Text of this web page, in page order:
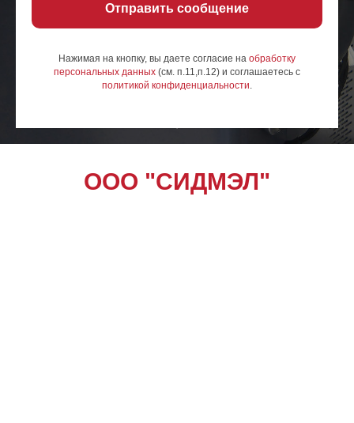
Отправить сообщение
Нажимая на кнопку, вы даете согласие на обработку
персональных данных (см. п.11,п.12) и соглашаетесь c
политикой конфиденциальности
ООО "СИДМЭЛ"